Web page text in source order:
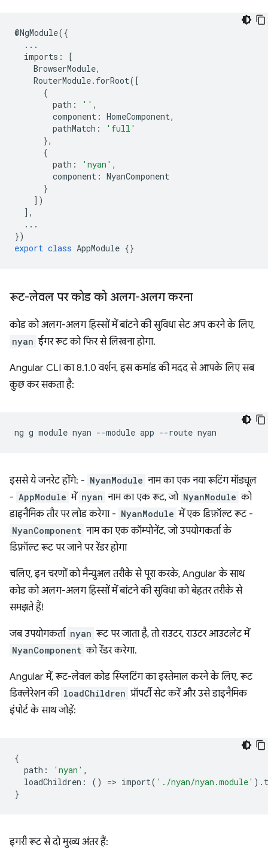
@NgModule({
...
imports :
[
BrowserModule,
RouterModule. forRoot([
{
path : '' ,
component : HomeComponent,
pathMatch :
'full'
},
{
path : 'nyan' ,
component : NyanComponent
}
])
],
...
})
export class AppModule {}
रूट-लेवल पर कोड को अलग-अलग करना
कोड को अलग-अलग हिस्सों में बांटने की सुविधा सेट अप करने के लिए,
nyan ईगर रूट को फिर से लिखना होगा.
Angular CLI का 8.1.0 वर्शन, इस कमांड की मदद से आपके लिए सब
कुछ कर सकता है:
ng g module nyan --module app --route
इससे ये जनरेट होंगे: - NyanModule नाम का एक नया रूटिंग मॉड्यूल
- AppModule में nyan नाम का एक रूट, जो NyanModule को
डाइनैमिक तौर पर लोड करेगा - NyanModule में एक डिफ़ॉल्ट रूट -
NyanComponent नाम का एक कॉम्पोनेंट, जो उपयोगकर्ता के
डिफ़ॉल्ट रूट पर जाने पर रेंडर होगा
चलिए, इन चरणों को मैन्युअल तरीके से पूरा करके, Angular के साथ
कोड को अलग-अलग हिस्सों में बांटने की सुविधा को बेहतर तरीके से
समझते हैं!
जब उपयोगकर्ता nyan रूट पर जाता है, तो राउटर, राउटर आउटलेट में
NyanComponent को रेंडर करेगा.
Angular में, रूट-लेवल कोड स्प्लिटिंग का इस्तेमाल करने के लिए, रूट
डिक्लेरेशन की loadChildren प्रॉपर्टी सेट करें और उसे डाइनैमिक
इंपोर्ट के साथ जोड़ें:
{
path : 'nyan' ,
loadChildren : () => import( './nyan/nyan.module' ) .
}
इगरी रूट से दो मुख्य अंतर हैं: